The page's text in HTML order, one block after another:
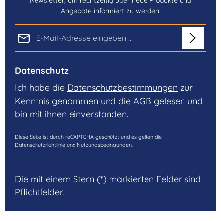
Angebote informiert zu werden.
Datenschutz
Ich habe die Datenschutzbestimmungen zur
Kenntnis genommen und die AGB gelesen und
bin mit ihnen einverstanden.
Diese Seite ist durch reCAPTCHA geschützt und es gelten die
Datenschutzrichtlinie und Nutzungsbedingungen.
Die mit einem Stern (*) markierten Felder sind
Pflichtfelder.